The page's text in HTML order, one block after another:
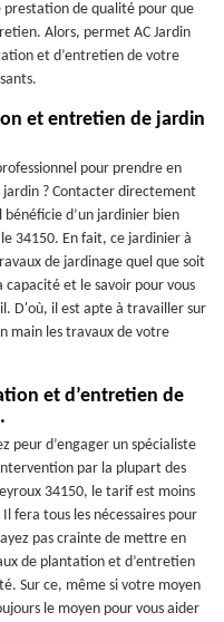
prestation de qualité pour que
Alors, permet AC Jardin
et d’entretien de votre
et entretien de jardin
pour prendre en
? Contacter directement
d’un jardinier bien
34150. En fait, ce jardinier à
de jardinage quel que soit
capacité et le savoir pour vous
D'où, il est apte à travailler sur
main les travaux de votre
et d’entretien de
peur d’engager un spécialiste
par la plupart des
34150, le tarif est moins
fera tous les nécessaires pour
pas crainte de mettre en
de plantation et d’entretien
Sur ce, même si votre moyen
le moyen pour vous aider